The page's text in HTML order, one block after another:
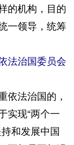
的机构，目的
一领导，统筹
法治国委员会
法治国的，
实现“两个一
和发展中国